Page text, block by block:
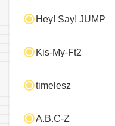
Hey! Say! JUMP
Kis-My-Ft2
timelesz
A.B.C-Z